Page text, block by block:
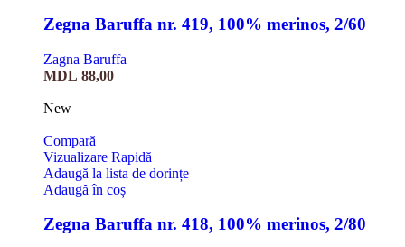
Zegna Baruffa nr. 419, 100% merinos, 2/60
Zagna Baruffa
MDL 88,00
New
Compară
Vizualizare Rapidă
Adaugă la lista de dorințe
Adaugă în coș
Zegna Baruffa nr. 418, 100% merinos, 2/80